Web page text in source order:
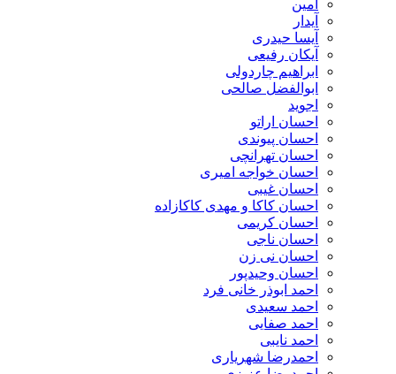
آمین
آیدار
آیسا حیدری
آیکان رفیعی
ابراهیم چاردولی
ابوالفضل صالحی
اجوید
احسان اراتو
احسان پیوندی
احسان تهرانچی
احسان خواجه امیری
احسان غیبی
احسان کاکا و مهدی کاکازاده
احسان کریمی
احسان ناجی
احسان نی زن
احسان وحیدپور
احمد ابوذر خانی فرد
احمد سعیدی
احمد صفایی
احمد نایبی
احمدرضا شهریاری